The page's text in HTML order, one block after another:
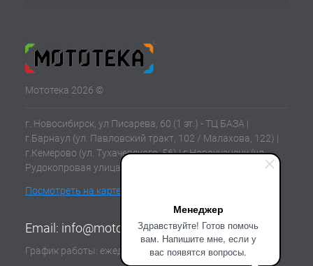
Менеджер
Здравствуйте! Готов помочь
вам. Напишите мне, если у
вас появятся вопросы.
Мототека 2026 ©
г. Новосибирск, ул Писарева, 60 (1 эт.) - ТЦ БАЗА |
г.Барнаул (ул. Павловский тракт, 102 / Малахова, 122) |
г.Кемерово (ул. Тухачевского, 56) | г.Новокузнецк (ул.
Рудокопровая улица, 21) | г.Томск (ул. Клюева, 11В)
Посмотреть на карте
Email: info@mototeka.su
График работы: ежедневно с 10:00 до 19:00